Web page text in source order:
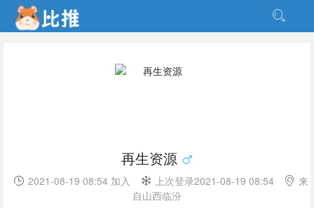
再生资源
2021-08-19 08:54 加入 上次登录2021-08-19 08:54
来
自山西临汾